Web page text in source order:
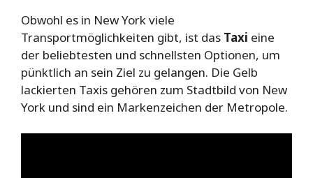
Obwohl es in New York viele
Transportmöglichkeiten gibt, ist das Taxi eine
der beliebtesten und schnellsten Optionen, um
pünktlich an sein Ziel zu gelangen. Die Gelb
lackierten Taxis gehören zum Stadtbild von New
York und sind ein Markenzeichen der Metropole.